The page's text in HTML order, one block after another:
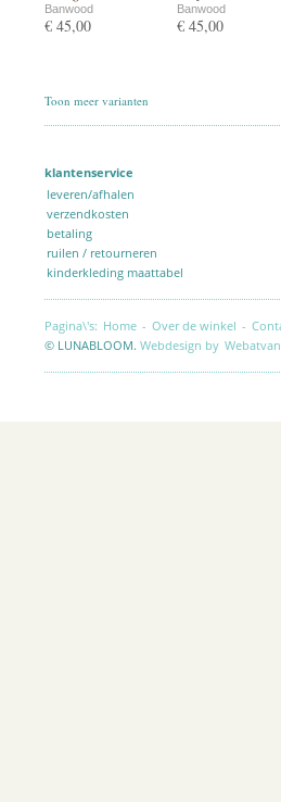
Banwood
€ 45,00
Banwood
€ 45,00
Toon meer varianten
klantenservice
leveren/afhalen
verzendkosten
betaling
ruilen / retourneren
kinderkleding maattabel
Pagina\'s: Home - Over de winkel -
© LUNABLOOM. Webdesign by